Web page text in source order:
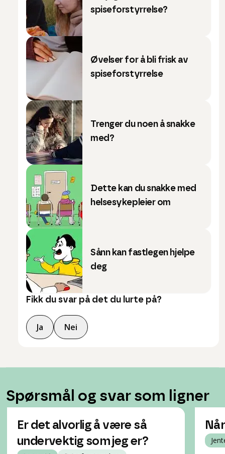
spiseforstyrrelse?
Øvelser for å bli frisk av
spiseforstyrrelse
Trenger du noen å snakke
med?
Dette kan du snakke med
helsesykepleier om
Sånn kan fastlegen hjelpe
deg
Fikk du svar på det du lurte på?
Ja Nei
Spørsmål og svar som ligner
Er det alvorlig å være så
undervektig som jeg er?